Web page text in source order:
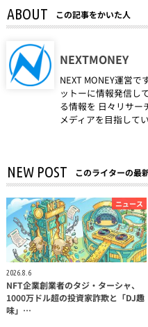
ABOUT この記事をかいた人
NEXTMONEY
NEXT MONEY運営
ットーに情報発信し
る情報を 日々リサー
メディアを目指してい
NEW POST このライターの最
ニュース
2026.8.6
NFT企業創業者のタジ・ターシャ、
1000万ドル超の投資家詐欺と「DJ趣
味」…